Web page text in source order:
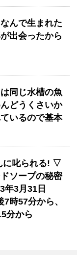
んで生まれた
出会ったから
同じ水槽の魚
どうくさいか
いるので基本
に叱られる! ▽
ソープの秘密
年3月31日
7時57分から、
分から